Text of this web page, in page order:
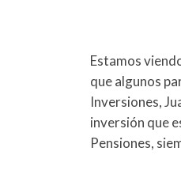
Estamos
que algunos
Inversiones,
inversión que
Pensiones,